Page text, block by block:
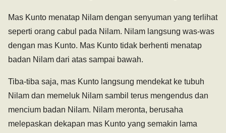
Mas Kunto menatap Nilam dengan senyuman yang terlihat
seperti orang cabul pada Nilam. Nilam langsung was-was
dengan mas Kunto. Mas Kunto tidak berhenti menatap
badan Nilam dari atas sampai bawah.
Tiba-tiba saja, mas Kunto langsung mendekat ke tubuh
Nilam dan memeluk Nilam sambil terus mengendus dan
mencium badan Nilam. Nilam meronta, berusaha
melepaskan dekapan mas Kunto yang semakin lama